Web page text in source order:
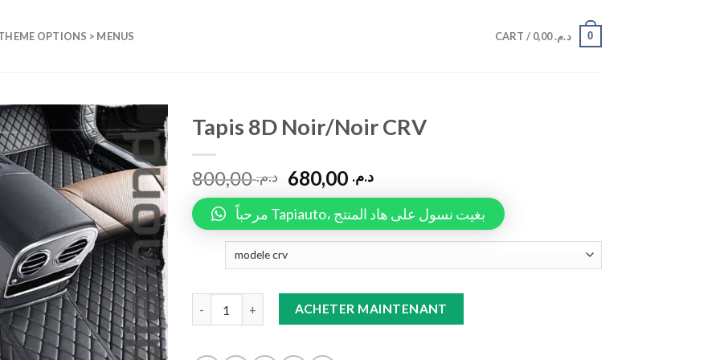
OPTIONS > MENUS CART / د.م.0,00 0
Add to
wishlist
Tapis 8D Noir/Noir CRV
د.م.800,00 د.م.
مرحباً Tapiauto، بغيت نسول على هاد المنتج
Tapis 8D Noir/Noir CRV quantityACHETER MAINTENANT